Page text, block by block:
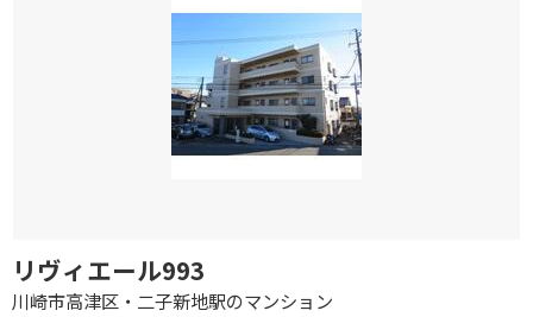
リヴィエール993
川崎市高津区・二子新地駅のマンション